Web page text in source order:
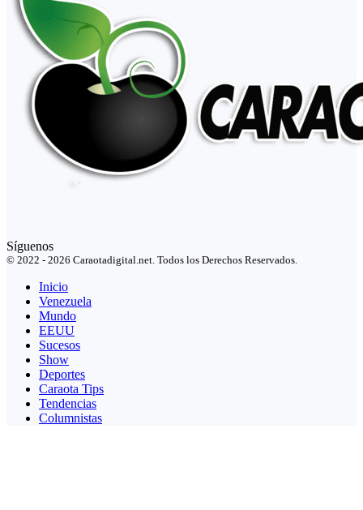
Síguenos
© 2022 - 2026 Caraotadigital.net. Todos los Derechos Reservados.
Inicio
Venezuela
Mundo
EEUU
Sucesos
Show
Deportes
Caraota Tips
Tendencias
Columnistas